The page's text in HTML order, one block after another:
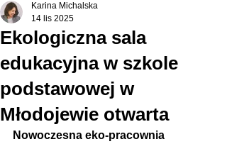
Ekologiczna sala
edukacyjna w szkole
podstawowej w
Młodojewie otwarta
Karina Michalska
14 lis 2025
Nowoczesna eko-pracownia